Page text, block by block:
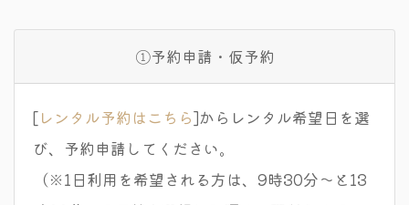
①予約申請・仮予約
[レンタル予約はこちら]からレンタル希望日を選
び、予約申請してください。
（※1日利用を希望される方は、9時30分～と13